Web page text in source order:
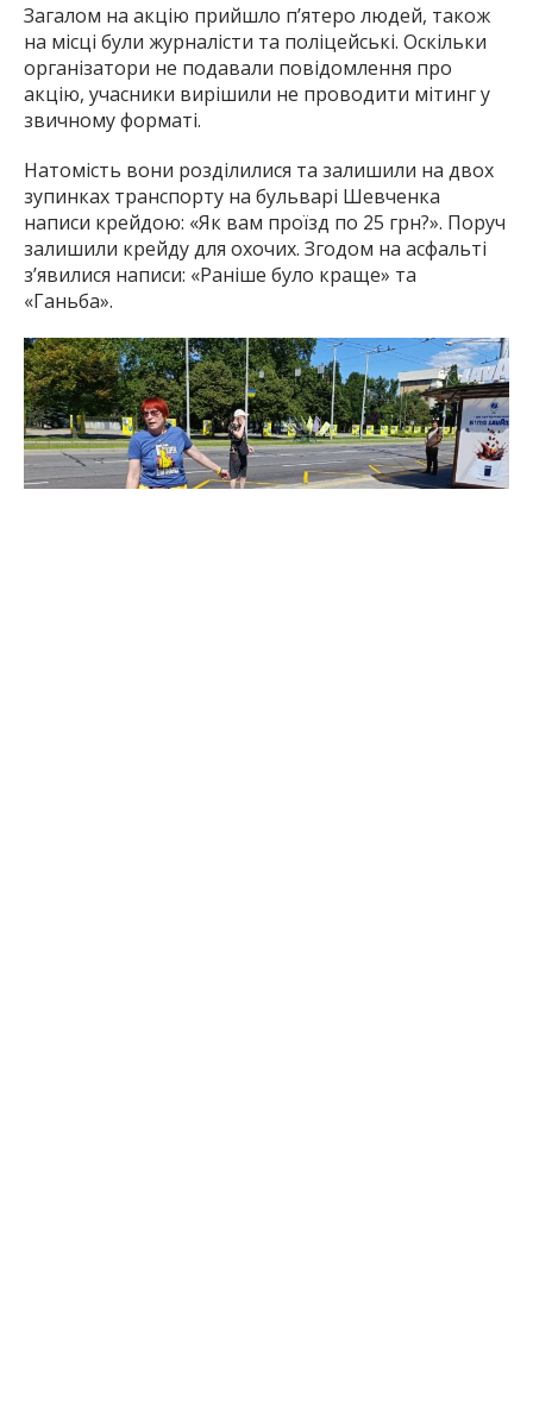
Загалом на акцію прийшло п’ятеро людей, також
на місці були журналісти та поліцейські. Оскільки
організатори не подавали повідомлення про
акцію, учасники вирішили не проводити мітинг у
звичному форматі.
Натомість вони розділилися та залишили на двох
зупинках транспорту на бульварі Шевченка
написи крейдою: «Як вам проїзд по 25 грн?». Поруч
залишили крейду для охочих. Згодом на асфальті
з’явилися написи: «Раніше було краще» та
«Ганьба».